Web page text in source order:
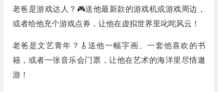
老爸是游戏达人？🎮送他最新款的游戏机或游戏周边，
或者给他充个游戏点券，让他在虚拟世界里叱咤风云！
老爸是文艺青年？🎸送他一幅字画、一套他喜欢的书
籍，或者一张音乐会门票，让他在艺术的海洋里尽情遨
游！